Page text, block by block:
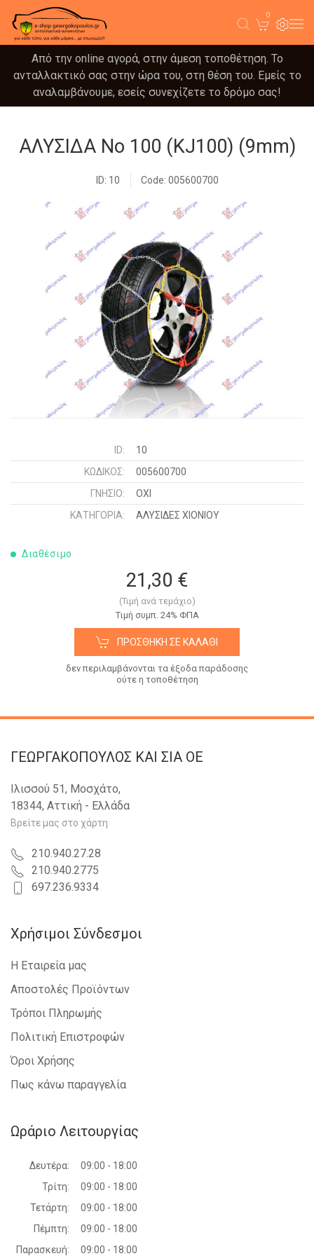
0
Από την online αγορά, στην άμεση τοποθέτηση. Το
ανταλλακτικό σας στην ώρα του, στη θέση του. Εμείς το
αναλαμβάνουμε, εσείς συνεχίζετε το δρόμο σας!
ΑΛΥΣΙΔΑ Νο 100 (KJ100) (9mm)
ID: 10 Code: 005600700
ID:
10
ΚΩΔΙΚΌΣ:
005600700
ΓΝΉΣΙΟ:
ΟΧΙ
ΚΑΤΗΓΟΡΊΑ:
ΑΛΥΣΙΔΕΣ XIONIOY
Διαθέσιμο
21,30 €
(Τιμή ανά τεμάχιο)
Tιμή συμπ. 24% ΦΠΑ
ΠΡΟΣΘΉΚΗ ΣΕ ΚΑΛΆΘΙ
δεν περιλαμβάνονται τα έξοδα παράδοσης
ούτε η τοποθέτηση
ΓΕΩΡΓΑΚΟΠΟΥΛΟΣ KAI ΣΙΑ OE
Ιλισσού 51, Μοσχάτο,
18344, Αττική - Ελλάδα
Βρείτε μας στο χάρτη
210.940.27.28
210.940.2775
697.236.9334
Χρήσιμοι Σύνδεσμοι
Η Εταιρεία μας
Αποστολές Προϊόντων
Τρόποι Πληρωμής
Πολιτική Επιστροφών
Όροι Χρήσης
Πως κάνω παραγγελία
Ωράριο Λειτουργίας
Δευτέρα:
09:00 - 18:00
Τρίτη:
09:00 - 18:00
Τετάρτη:
09:00 - 18:00
Πέμπτη:
09:00 - 18:00
Παρασκευή:
09:00 - 18:00